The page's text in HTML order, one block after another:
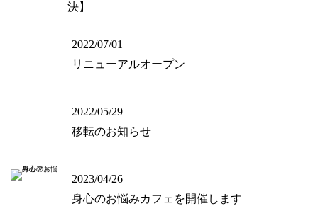
決】
2022/07/01
リニューアルオープン
2022/05/29
移転のお知らせ
2023/04/26
身心のお悩みカフェを開催します